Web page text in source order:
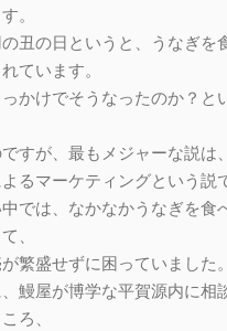
。
丑の日というと、うなぎを
ています。
かけでそうなったのか？と
すが、最もメジャーな説は、
るマーケティングという説
では、なかなかうなぎを食
、
繁盛せずに困っていました。
鰻屋が博学な平賀源内に相
ろ、